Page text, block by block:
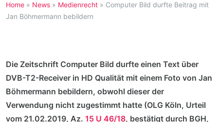
Home » News » Medienrecht » Computer Bild durfte Beitrag mit
Jan Böhmermann bebildern
Die Zeitschrift Computer Bild durfte einen Text über
DVB-T2-Receiver in HD Qualität mit einem Foto von Jan
Böhmermann bebildern, obwohl dieser der
Verwendung nicht zugestimmt hatte (OLG Köln, Urteil
vom 21.02.2019, Az. 15 U 46/18, bestätigt durch BGH,